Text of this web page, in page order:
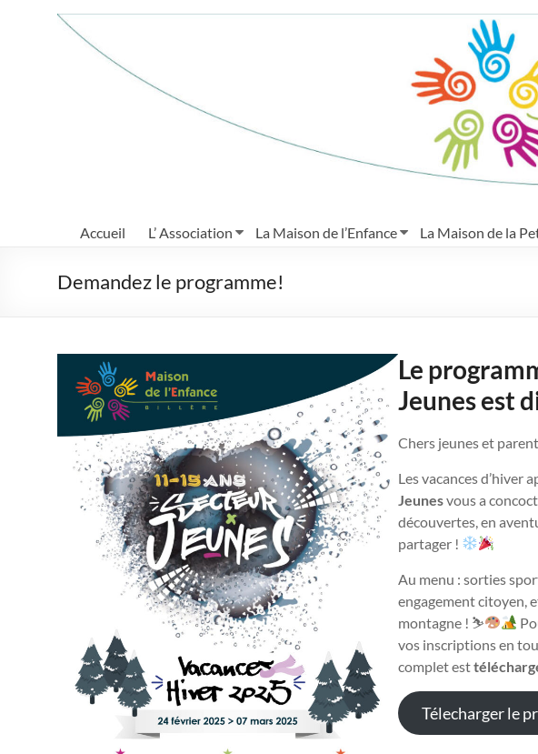
Maison
l'Enfance
Accueil L’ Association La Maison de l’Enfance La Maison de la
Demandez le programme!
Le
Jeunes est
Chers jeunes et
Les vacances d’hiver
Jeunesvous a
découvertes, en
partager !
Au menu : sorties
engagement citoyen,
montagne ! ⛷
vos inscriptions en
complet est
Télecharger le